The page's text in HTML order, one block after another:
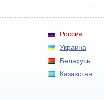
Россия
Украина
Беларусь
Казахстан